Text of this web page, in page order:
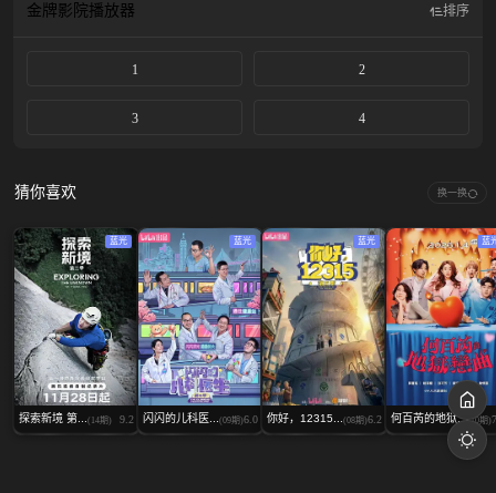
金牌影院播放器 排序
1 2
3 4
猜你喜欢 换一换
蓝光
探索新境 第... (14期) 9.2
蓝光
闪闪的儿科医... (09期)6.0
蓝光
你好，12315... (08期)6.2
蓝
何百芮的地狱... (10期)